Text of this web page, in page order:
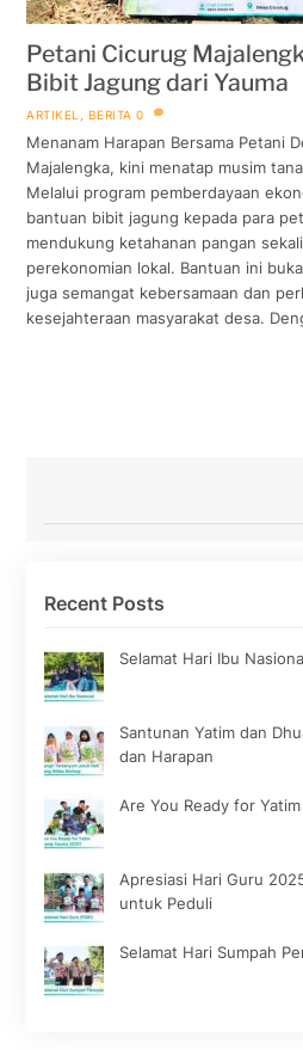
Petani Cicurug
Bibit Jagung dari Yauma
ARTIKEL BERITA 0
Menanam Harapan Bersama Petani
Majalengka, kini menatap musim
Melalui program pemberdayaan
bantuan bibit jagung kepada para
mendukung ketahanan pangan
perekonomian lokal. Bantuan ini
juga semangat kebersamaan dan
kesejahteraan masyarakat desa.
Recent Posts
Selamat Hari Ibu
Santunan Yatim dan
dan Harapan
Are You Ready for
Apresiasi Hari Guru
untuk Peduli
Selamat Hari Sumpah